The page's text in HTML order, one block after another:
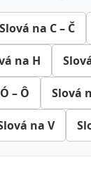
Slová na C – Č
na H
– Ô Slová
na V